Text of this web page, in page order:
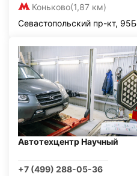
Коньково(1,87 км)
Севастопольский пр-кт, 95Б
Автотехцентр Научный
+7 (499) 288-05-36